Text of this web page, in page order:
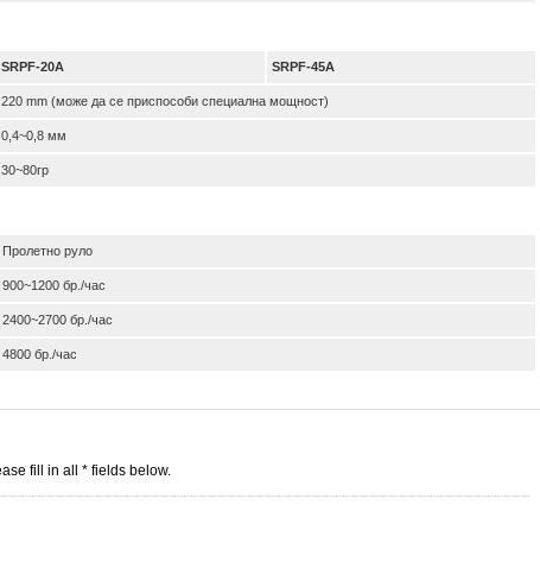
SRPF-20A SRPF-45A
220 mm (може да се приспособи специална мощност)
0,4~0,8 мм
30~80гр
Пролетно руло
900~1200 бр./час
2400~2700 бр./час
4800 бр./час